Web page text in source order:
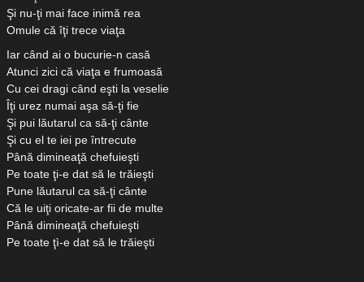
Şi nu-ţi mai face inimă rea
Omule că îţi trece viaţa
Iar când ai o bucurie-n casă
Atunci zici că viaţa e frumoasă
Cu cei dragi când eşti la veselie
Îţi urez numai aşa să-ţi fie
Şi pui lăutarul ca să-ţi cânte
Şi cu el te iei pe întrecute
Până dimineaţă chefuieşti
Pe toate ţi-e dat să le trăieşti
Pune lăutarul ca să-ţi cânte
Că le uiţi oricate-ar fii de multe
Până dimineaţă chefuieşti
Pe toate ţì-e dat să le trăieşti